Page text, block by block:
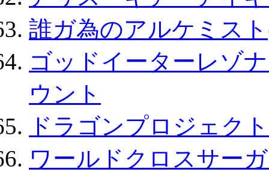
誰ガ為のアルケミス
ゴッドイーターレゾ
ウント
ドラゴンプロジェク
ワールドクロスサー